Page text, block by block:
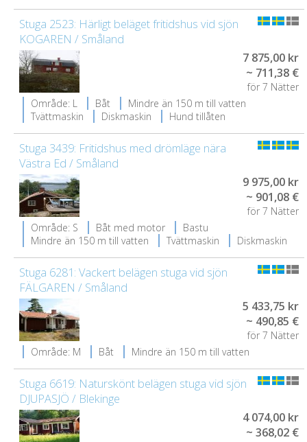
Stuga 2523: Härligt beläget fritidshus vid sjön
KOGAREN / Småland
7 875,00 kr
~ 711,38 €
för 7 Nätter
Område: L
Båt
Mindre än 150 m till vatten
Tvättmaskin
Diskmaskin Hund tillåten
Stuga 3439: Fritidshus med drömläge nära
Västra Ed / Småland
9 975,00 kr
~ 901,08 €
för 7 Nätter
Område: S
Båt med motor
Bastu
Mindre än 150 m till vatten
Tvättmaskin Diskmaskin
Stuga 6281: Vackert belägen stuga vid sjön
FÄLGAREN / Småland
5 433,75 kr
~ 490,85 €
för 7 Nätter
Område: M
Båt Mindre än 150 m till vatten
Stuga 6619: Naturskönt belägen stuga vid sjön
DJUPASJÖ / Blekinge
4 074,00 kr
~ 368,02 €